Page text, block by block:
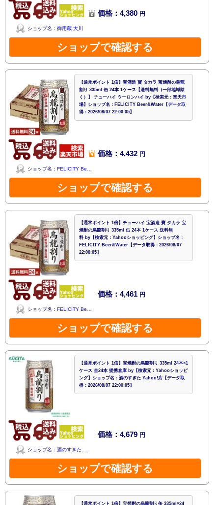
価格：4,380 円
ショップ名： 御用蔵 大川
ショップで確認する
【通常ポイント 1倍】宝酒造 寶 タカラ 宝焼酎の烏龍
割り 335ml 缶 24本 1ケース【送料無料（一部地域除
く）】 チューハイ ウーロンハイ by【検索元：楽天市
場】ショップ名：FELICITY Beer&Water【データ取
得：2026/08/07 22:00:05】
価格：4,432 円
ショップ名： FELICITY Be…
ショップで確認する
【通常ポイント 1倍】チューハイ 宝酒造 寶 タカラ 宝
焼酎の烏龍割り 335ml 缶 24本 1ケース 送料無
料 by【検索元：Yahooショッピング】ショップ名：
FELICITY Beer&Water【データ取得：2026/08/07
22:00:05】
価格：4,461 円
ショップ名： FELICITY Be…
ショップで確認する
【通常ポイント 1倍】宝焼酎の烏龍割り 335ml 24本×1
ケース 全24本 提携倉庫 by【検索元：Yahooショッピ
ング】ショップ名：酒のすぎた Yahoo!店【データ取
得：2026/08/07 22:00:05】
価格：4,679 円
ショップ名： 酒のすぎた …
ショップで確認する
【通常ポイント 1倍】宝焼酎の烏龍割り缶 335ml×24